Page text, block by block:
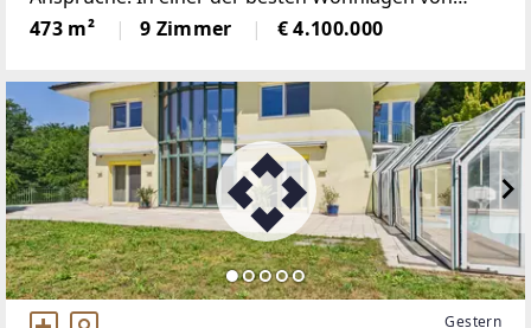
Steyr/Oberösterreich präsentiert sich diese
außergewöhnliche Villa als hochwertiges
473 m² 9 Zimmer € 4.100.000
Gestern